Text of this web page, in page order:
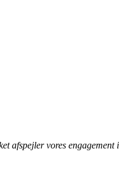
afspejler vores engagement